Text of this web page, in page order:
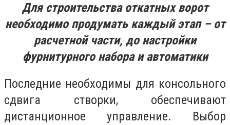
Для строительства откатных ворот
необходимо продумать каждый этап – от
расчетной части, до настройки
фурнитурного набора и автоматики
Последние необходимы для консольного
сдвига створки, обеспечивают
дистанционное управление. Выбор